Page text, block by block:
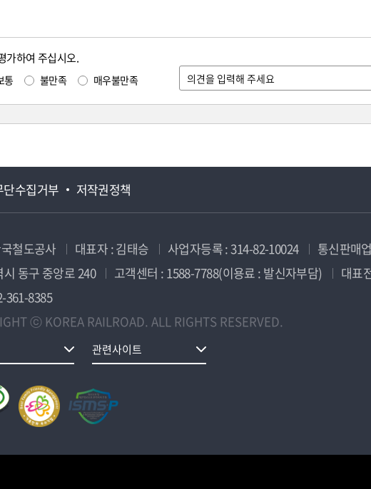
가하여 주십시오.
통 불만족 매우불만족
단수집거부 저작권정책
철도공사 대표자 : 김태승 사업자등록 : 314-82-10024
통신판매
동구 중앙로 240
고객센터 : 1588-7788(이용료 : 발신자부담)
대표
361-8385
ⓒ KOREA RAILROAD. ALL RIGHTS RESERVED.
관련사이트